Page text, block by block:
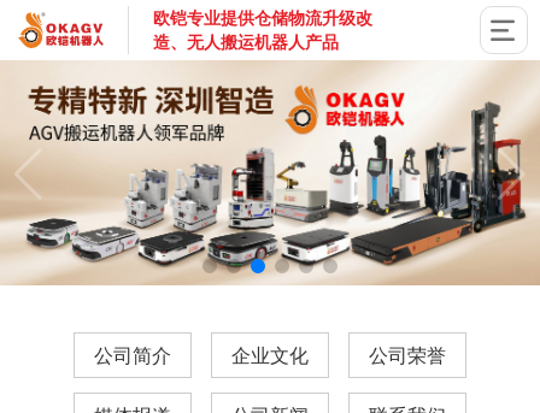
欧铠专业提供仓储物流升级改
造、无人搬运机器人产品
公司简介 企业文化 公司荣誉